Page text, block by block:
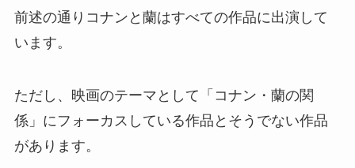
前述の通りコナンと蘭はすべての作品に出演して
います。
ただし、映画のテーマとして「コナン・蘭の関
係」にフォーカスしている作品とそうでない作品
があります。